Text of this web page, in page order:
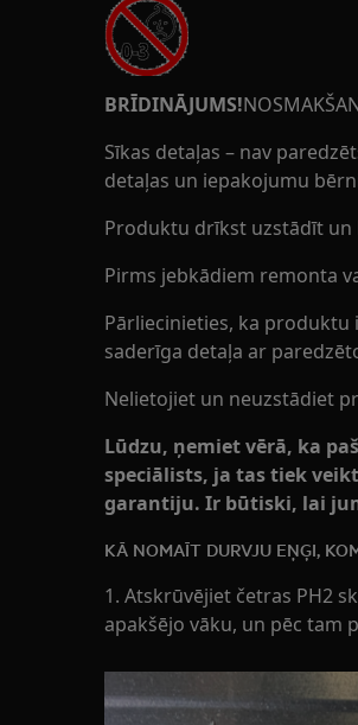
BRĪDINĀJUMS!
Sīkas detaļas – nav
detaļas un iepakojumu
Produktu drīkst uzstādīt
Pirms jebkādiem remonta
Pārliecinieties, ka
saderīga detaļa ar
Nelietojiet un neuzstādiet
Lūdzu, ņemiet vērā, ka
speciālists, ja tas tiek
garantiju. Ir būtiski, lai
KĀ NOMAĪT DURVJU EŅĢI,
1. Atskrūvējiet četras PH2
apakšējo vāku, un pēc tam